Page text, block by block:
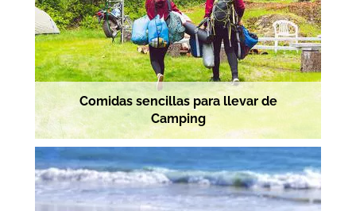
Comidas sencillas para llevar de
Camping